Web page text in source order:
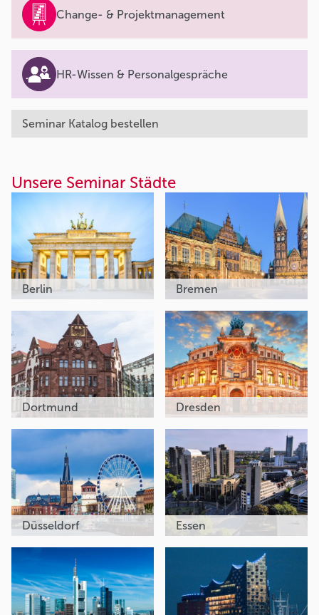
Change- & Projektmanagement
HR-Wissen & Personalgespräche
Seminar Katalog bestellen
Unsere Seminar Städte
Berlin Bremen
Dortmund Dresden
Düsseldorf Essen